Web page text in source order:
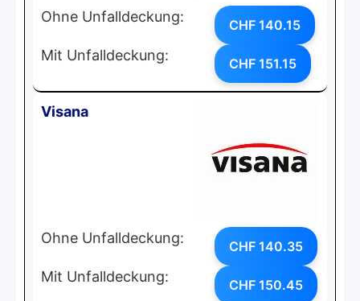
Ohne Unfalldeckung: CHF 140.15
Mit Unfalldeckung: CHF 151.15
Visana
Ohne Unfalldeckung: CHF 140.35
Mit Unfalldeckung: CHF 150.45